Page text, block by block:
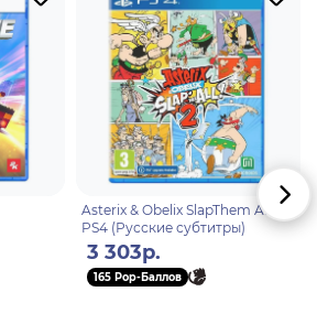
MyRISE. В вашем распоряжении
состав из 300 суперзвёзд,
Зала славы, включая Сета
Гробовщика,
кошмара» Коди Роудса, Си Эм
Почему стоит выбрать
ринг и мир за его
остров:
свои навыки в бою,
и проходите сюжетные
Романа Рейнса и стать
Создайте свою историю в
Asterix & Obelix SlapThem All 2 /
PS4 (Русские субтитры)
3 303р.
165 Pop-Баллов